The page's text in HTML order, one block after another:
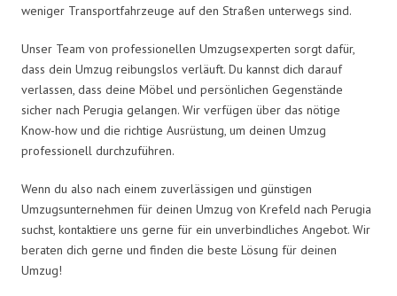
weniger Transportfahrzeuge auf den Straßen unterwegs sind.
Unser Team von professionellen Umzugsexperten sorgt dafür,
dass dein Umzug reibungslos verläuft. Du kannst dich darauf
verlassen, dass deine Möbel und persönlichen Gegenstände
sicher nach Perugia gelangen. Wir verfügen über das nötige
Know-how und die richtige Ausrüstung, um deinen Umzug
professionell durchzuführen.
Wenn du also nach einem zuverlässigen und günstigen
Umzugsunternehmen für deinen Umzug von Krefeld nach Perugia
suchst, kontaktiere uns gerne für ein unverbindliches Angebot. Wir
beraten dich gerne und finden die beste Lösung für deinen
Umzug!